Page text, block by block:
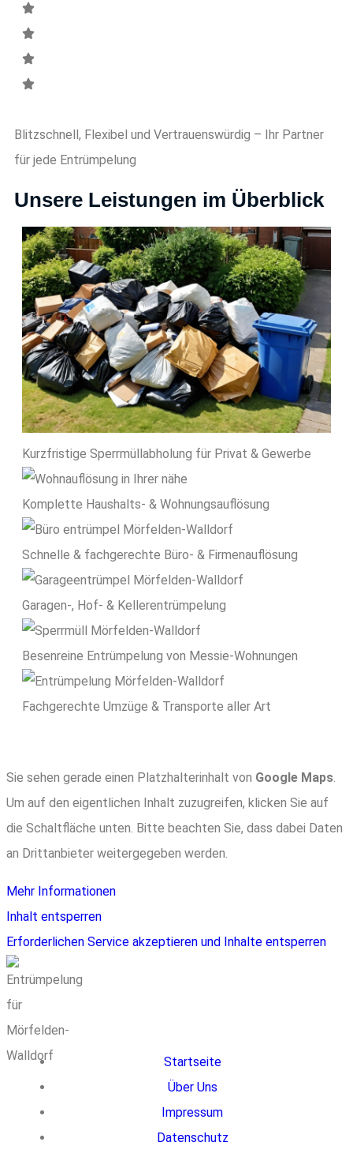
Blitzschnell, Flexibel und Vertrauenswürdig – Ihr Partner
für jede Entrümpelung
Unsere Leistungen im Überblick
Kurzfristige Sperrmüll­abholung für Privat & Gewerbe
Komplette Haushalts- & Wohnungsauflösung
Schnelle & fachgerechte Büro- & Firmenauflösung
Garagen-, Hof- & Kellerentrümpelung
Besenreine Entrümpelung von Messie-Wohnungen
Fachgerechte Umzüge & Transporte aller Art
Sie sehen gerade einen Platzhalterinhalt von Google Maps.
Um auf den eigentlichen Inhalt zuzugreifen, klicken Sie auf
die Schaltfläche unten. Bitte beachten Sie, dass dabei Daten
an Drittanbieter weitergegeben werden.
Mehr Informationen
Inhalt entsperren
Erforderlichen Service akzeptieren und Inhalte entsperren
Startseite
Über Uns
Impressum
Datenschutz